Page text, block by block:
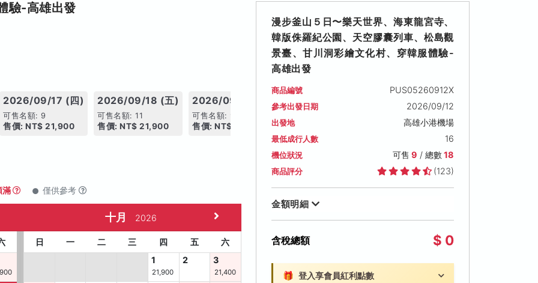
驗-高雄出發
2026/09/17 (四)
可售名額: 9
售價: NT$ 21,900
2026/09/18 (五)
可售名額: 11
售價: NT$ 21,900
2026/09/19 (六)
可售名額: 9
售價: NT$ 21,900
2026/09/20 (日)
售價: NT$ 19,900
2026/09/21 (一)
售價: NT$ 19,900
滿 僅供參考
十月 2026
日 一 二 三 四 五
六
1
21,900
2 3
21,400
漫步釜山５日〜樂天世界、海東龍宮寺、
韓版侏羅紀公園、天空膠囊列車、松島觀
景臺、甘川洞彩繪文化村、穿韓服體驗-
高雄出發
商品編號 PUS05260912X
參考出發日期 2026/09/12
出發地 高雄小港機場
最低成行人數 16
機位狀況 可售 9 / 總數18
商品評分 (123)
金額明細
含稅總額 $ 0
🎁 登入享會員紅利點數